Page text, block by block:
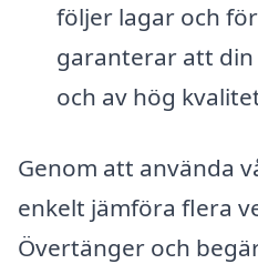
följer lagar och
garanterar att
och av hög
Genom att använda
enkelt jämföra flera
Övertänger och